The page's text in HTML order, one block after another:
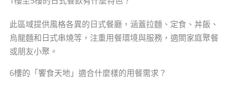
此區域提供風格各異的日式餐廳，涵蓋拉麵、定食、丼飯、
烏龍麵和日式串燒等，注重用餐環境與服務，適閤家庭聚餐
或朋友小聚。
6樓的「饗食天地」適合什麼樣的用餐需求？